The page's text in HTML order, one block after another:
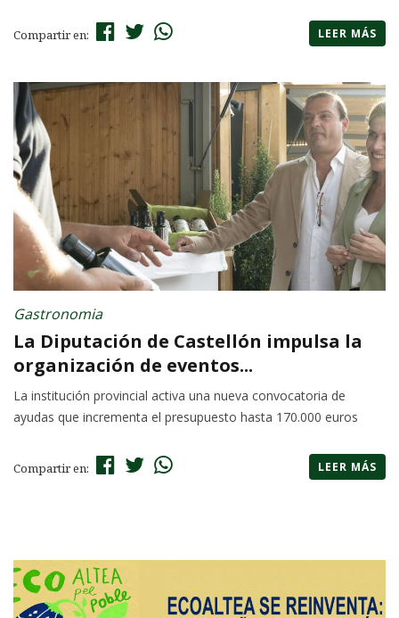
Compartir en: LEER MÁS
Gastronomia
La Diputación de Castellón impulsa la
organización de eventos...
La institución provincial activa una nueva convocatoria de
ayudas que incrementa el presupuesto hasta 170.000 euros
Compartir en: LEER MÁS